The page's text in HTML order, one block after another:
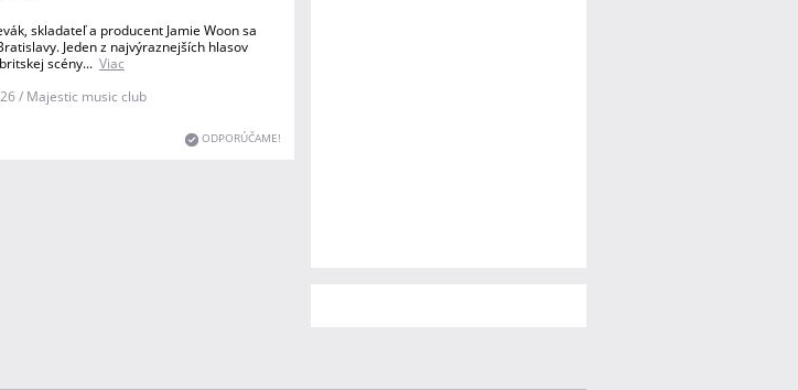
skladateľ a producent Jamie Woon sa
Jeden z najvýraznejších hlasov
scény... Viac
/ Majestic music club
ODPORÚČAME!